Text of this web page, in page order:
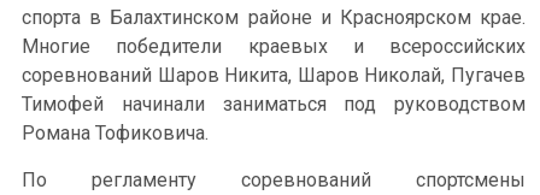
спорта в Балахтинском районе и Красноярском крае.
Многие победители краевых и всероссийских
соревнований Шаров Никита, Шаров Николай, Пугачев
Тимофей начинали заниматься под руководством
Романа Тофиковича.
По регламенту соревнований спортсмены